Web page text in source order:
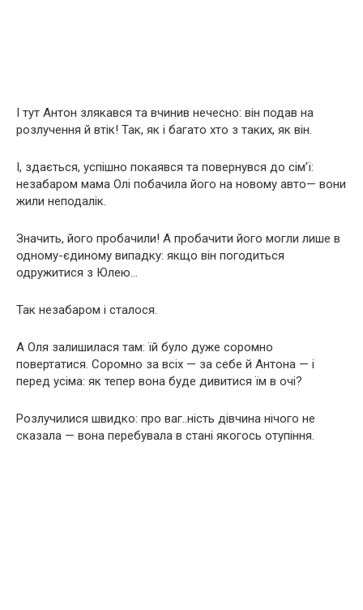
І тут Антон злякався та вчинив нечесно: він подав на
розлучення й втік! Так, як і багато хто з таких, як він.
І, здається, успішно покаявся та повернувся до сім’ї:
незабаром мама Олі побачила його на новому авто— вони
жили неподалік.
Значить, його пробачили! А пробачити його могли лише в
одному-єдиному випадку: якщо він погодиться
одружитися з Юлею…
Так незабаром і сталося.
А Оля залишилася там: їй було дуже соромно
повертатися. Соромно за всіх — за себе й Антона — і
перед усіма: як тепер вона буде дивитися їм в очі?
Розлучилися швидко: про ваг..ність дівчина нічого не
сказала — вона перебувала в стані якогось отупіння.